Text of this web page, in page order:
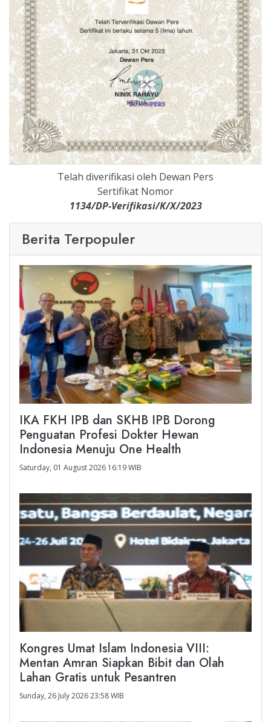
Telah diverifikasi oleh Dewan Pers
Sertifikat Nomor
1134/DP-Verifikasi/K/X/2023
Berita Terpopuler
IKA FKH IPB dan SKHB IPB Dorong
Penguatan Profesi Dokter Hewan
Indonesia Menuju One Health
Saturday, 01 August 2026 16:19 WIB
Kongres Umat Islam Indonesia VIII:
Mentan Amran Siapkan Bibit dan Olah
Lahan Gratis untuk Pesantren
Sunday, 26 July 2026 23:58 WIB